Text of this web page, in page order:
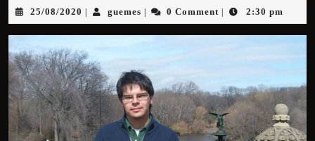
25/08/2020 guemes 0 Comment 2:30 pm